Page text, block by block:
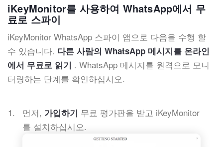
iKeyMonitor를 사용하여 WhatsApp에서 무
료로 스파이
iKeyMonitor WhatsApp 스파이 앱으로 다음을 수행 할
수 있습니다. 다른 사람의 WhatsApp 메시지를 온라인
에서 무료로 읽기 . WhatsApp 메시지를 원격으로 모니
터링하는 단계를 확인하십시오.
먼저, 가입하기 무료 평가판을 받고 iKeyMonitor
를 설치하십시오.